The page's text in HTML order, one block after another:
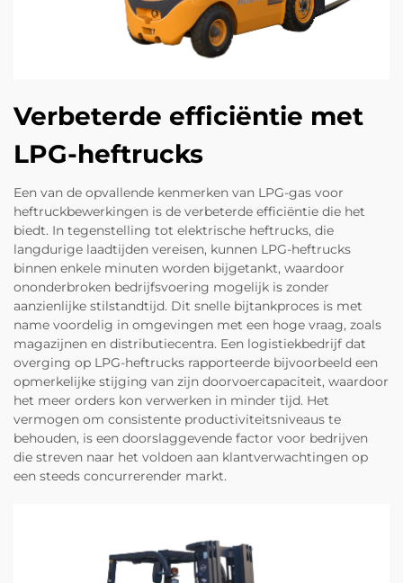
Verbeterde efficiëntie met
LPG-heftrucks
Een van de opvallende kenmerken van LPG-gas voor
heftruckbewerkingen is de verbeterde efficiëntie die het
biedt. In tegenstelling tot elektrische heftrucks, die
langdurige laadtijden vereisen, kunnen LPG-heftrucks
binnen enkele minuten worden bijgetankt, waardoor
ononderbroken bedrijfsvoering mogelijk is zonder
aanzienlijke stilstandtijd. Dit snelle bijtankproces is met
name voordelig in omgevingen met een hoge vraag, zoals
magazijnen en distributiecentra. Een logistiekbedrijf dat
overging op LPG-heftrucks rapporteerde bijvoorbeeld een
opmerkelijke stijging van zijn doorvoercapaciteit, waardoor
het meer orders kon verwerken in minder tijd. Het
vermogen om consistente productiviteitsniveaus te
behouden, is een doorslaggevende factor voor bedrijven
die streven naar het voldoen aan klantverwachtingen op
een steeds concurrerender markt.